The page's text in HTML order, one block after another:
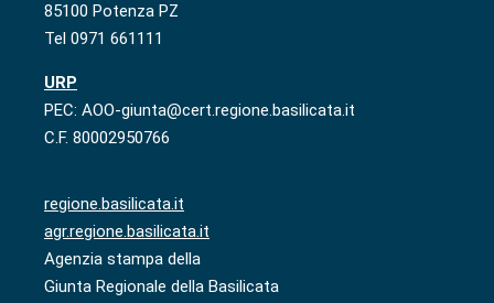
85100 Potenza PZ
Tel 0971 661111
URP
PEC: AOO-giunta@cert.regione.basilicata.it
C.F. 80002950766
regione.basilicata.it
agr.regione.basilicata.it
Agenzia stampa della
Giunta Regionale della Basilicata